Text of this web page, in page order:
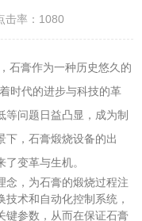
率：1080
膏作为一种历史悠久的
时代的进步与科技的革
等问题日益凸显，成为制
下，石膏煅烧设备的出
变革与生机。
，为石膏的煅烧过程注
术和自动化控制系统，
键参数，从而在保证石膏